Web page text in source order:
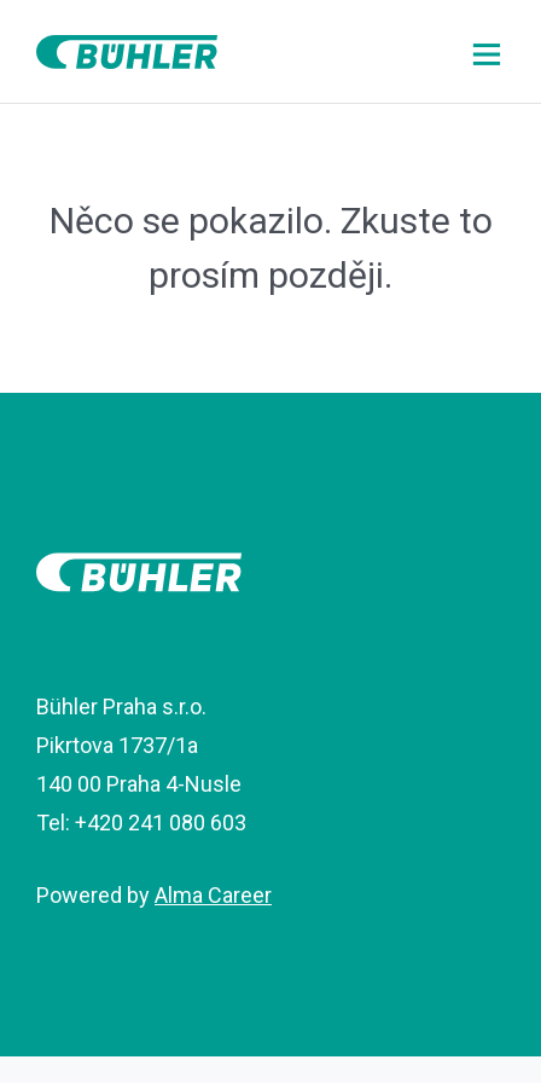
Check open positions
Něco se pokazilo. Zkuste to
prosím později.
Bühler Praha s.r.o.
Pikrtova 1737/1a
140 00 Praha 4-Nusle
Tel: +420 241 080 603
Powered byAlma Career